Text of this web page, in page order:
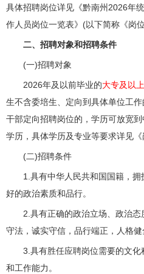
具体招聘岗位详见《黔南州2026年
作人员岗位一览表》(以下简称《岗
二、招聘对象和招聘条件
(一)招聘对象
2026年及以前毕业的大专及以
生不含委培生、定向到具体单位工
干部定向招聘岗位的，学历可放宽
学历，具体学历及专业等要求详见《
(二)招聘条件
1.具有中华人民共和国国籍，拥
好的政治素质和品行。
2.具有正确的政治立场、政治态
守法，诚实守信，品行端正，人格健
3.具有胜任应聘岗位需要的文化
和工作能力。